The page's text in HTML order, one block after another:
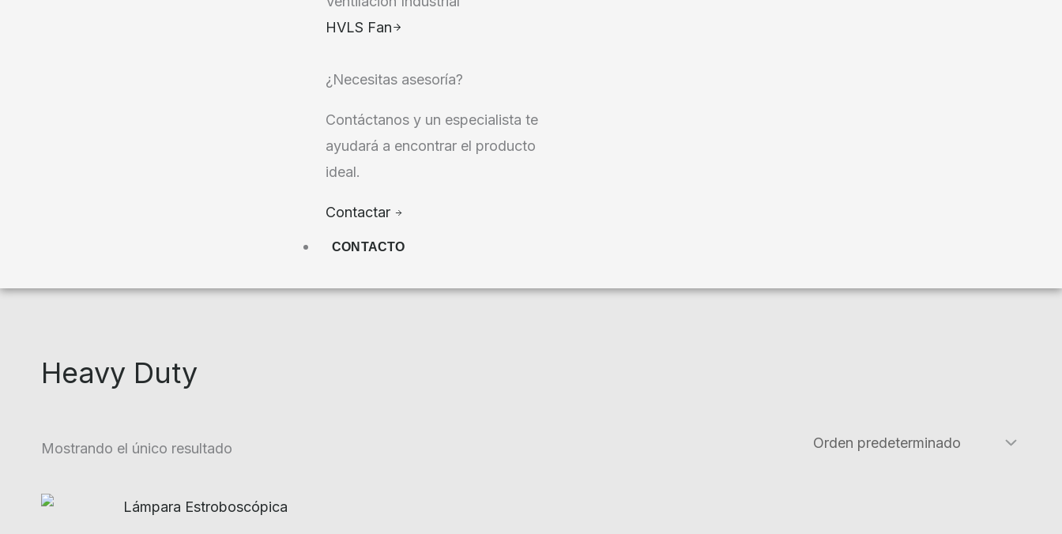
HVLS Fan
¿Necesitas asesoría?
Contáctanos y un especialista te
ayudará a encontrar el producto
ideal.
Contactar
CONTACTO
Heavy Duty
Mostrando el único resultado